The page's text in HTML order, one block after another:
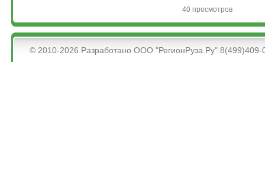
40 просмотров
&bsps;
© 2010-2026 Разработано ООО "РегионРуза.Ру" 8(499)409-